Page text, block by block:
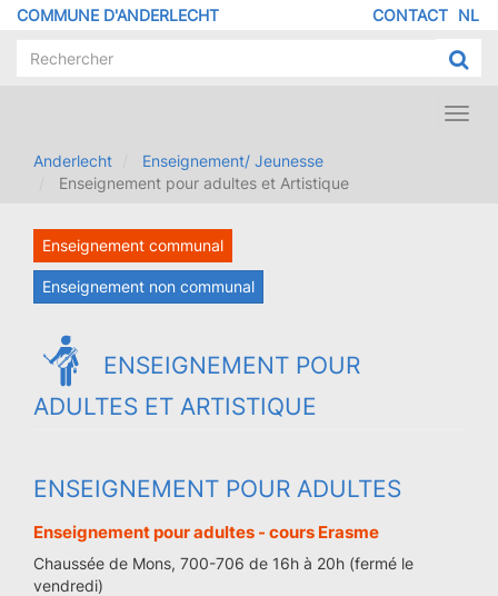
Aller
contenu
COMMUNE D'ANDERLECHT NL
DE
CONTACT
Anderlecht
Enseignement/ Jeunesse
Enseignement pour adultes et Artistique
Enseignement communal
Enseignement non communal
ENSEIGNEMENT POUR
ADULTES ET ARTISTIQUE
ENSEIGNEMENT POUR ADULTES
Enseignement pour adultes - cours Erasme
Chaussée de Mons, 700-706 de 16h à 20h (fermé le
vendredi)